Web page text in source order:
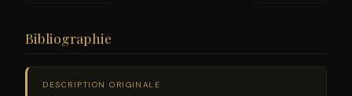
Bibliographie
DESCRIPTION ORIGINALE